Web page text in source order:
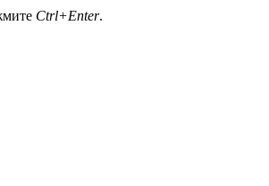
Ctrl+Enter.